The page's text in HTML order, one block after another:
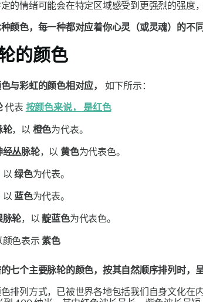
的情绪可能会在特定区域感受到更强烈的强度
颜色，每一种都对应着你心灵（或灵魂）的不
的颜色
与彩虹的颜色相对应，
如下所示：
代表 按颜色来说，
是红色
轮，以 橙色为代表。
经丛脉轮，以 黄色为代表色。
以 绿色为代表。
以 蓝色为代表。
脉轮，以 靛蓝色为代表色。
颜色表示 紫色
七个主要脉轮的颜色，按其自然顺序排列时，
排列方式，已被世界各地包括我们自身文化在